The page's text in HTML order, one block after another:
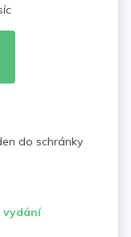
do schránky
vydání